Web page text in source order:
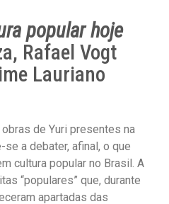
popular hoje
Rafael Vogt
Lauriano
de Yuri presentes na
a debater, afinal, o que
cultura popular no Brasil. A
“populares” que, durante
apartadas das